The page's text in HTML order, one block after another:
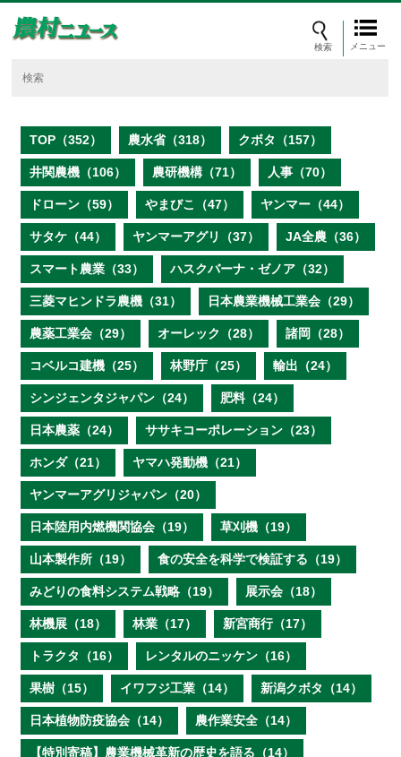
メニュー
TOP（352） 農水省（318） クボタ（157）
井関農機（106） 農研機構（71） 人事（70）
ドローン（59） やまびこ（47） ヤンマー（44）
サタケ（44） ヤンマーアグリ（37） JA全農（36）
スマート農業（33） ハスクバーナ・ゼノア（32）
三菱マヒンドラ農機（31） 日本農業機械工業会（29）
農薬工業会（29） オーレック（28） 諸岡（28）
コベルコ建機（25） 林野庁（25） 輸出（24）
シンジェンタジャパン（24） 肥料（24）
日本農薬（24） ササキコーポレーション（23）
ホンダ（21） ヤマハ発動機（21）
ヤンマーアグリジャパン（20）
日本陸用内燃機関協会（19） 草刈機（19）
山本製作所（19） 食の安全を科学で検証する（19）
みどりの食料システム戦略（19） 展示会（18）
林機展（18） 林業（17） 新宮商行（17）
トラクタ（16） レンタルのニッケン（16）
果樹（15） イワフジ工業（14） 新潟クボタ（14）
日本植物防疫協会（14） 農作業安全（14）
【特別寄稿】農業機械革新の歴史を語る（14）